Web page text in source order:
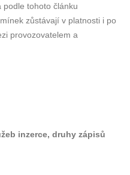
podle tohoto článku
zůstávají v platnosti i po
provozovatelem a
inzerce, druhy zápisů